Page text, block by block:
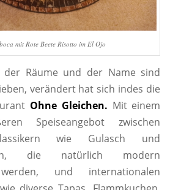
mit Rote Beete Risotto im El Ojo
der Räume und der Name sind
verändert hat sich indes die
Ohne Gleichen. Mit einem
Speiseangebot zwischen
wie Gulasch und
die natürlich modern
und internationalen